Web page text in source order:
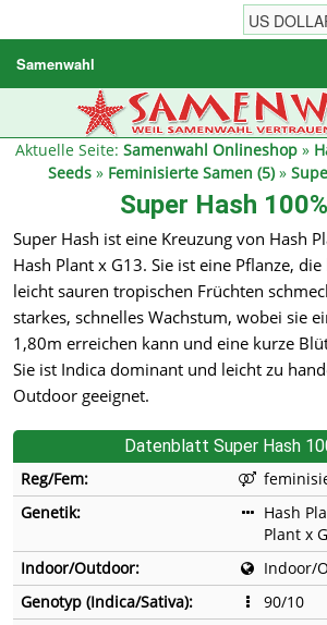
Samenwahl
Hanfsamen
Weitere Produkte
Reseller
Aktuelle Seite: Samenwahl Onlineshop»
Seeds» Feminisierte Samen (5)»
Super Hash
Super Hash ist eine Kreuzung von Hash
Hash Plant x G13. Sie ist eine Pflanze,
leicht sauren tropischen Früchten
starkes, schnelles Wachstum, wobei sie
1,80m erreichen kann und eine kurze
Sie ist Indica dominant und leicht zu
Outdoor geeignet.
Datenblatt Super Hash
Reg/Fem:
Genetik:
Hash
Plant x
Indoor/Outdoor:
Indoor/
Genotyp (Indica/Sativa):
90/10